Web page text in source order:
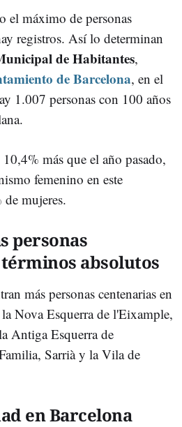
el máximo de personas
registros. Así lo determinan
de Habitantes,
de Barcelona, en el
1.007 personas con 100 años
más que el año pasado,
femenino en este
mujeres.
personas
absolutos
más personas centenarias en
Nova Esquerra de l'Eixample,
Antiga Esquerra de
Sarrià y la Vila de
en Barcelona